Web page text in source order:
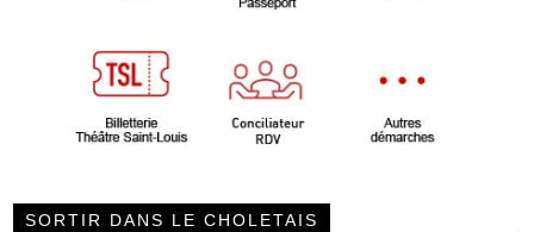
SORTIR DANS LE CHOLETAIS